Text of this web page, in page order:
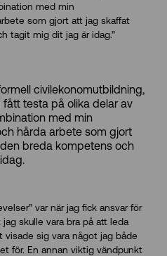
med min
som gjort att jag skaffat
tagit mig dit jag är idag.”
civilekonomutbildning,
testa på olika delar av
med min
hårda arbete som gjort
breda kompetens och
var när jag fick ansvar för
skulle vara bra på att leda
sig vara något jag både
för. En annan viktig vändpunkt